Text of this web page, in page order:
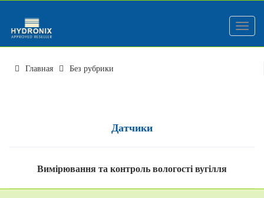
Меню
Главная Без рубрики
Датчики
Вимірювання та контроль вологості вугілля